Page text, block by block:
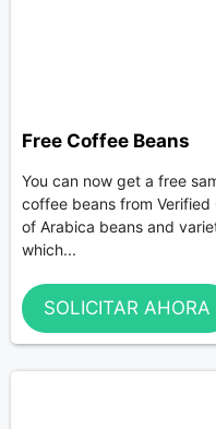
Free Coffee Beans
You can now get a free
coffee beans from
of Arabica beans and
which...
SOLICITAR AHORA